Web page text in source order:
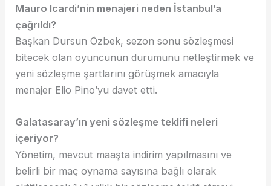
Mauro Icardi’nin menajeri neden İstanbul’a
çağrıldı?
Başkan Dursun Özbek, sezon sonu sözleşmesi
bitecek olan oyuncunun durumunu netleştirmek ve
yeni sözleşme şartlarını görüşmek amacıyla
menajer Elio Pino’yu davet etti.
Galatasaray’ın yeni sözleşme teklifi neleri
içeriyor?
Yönetim, mevcut maaşta indirim yapılmasını ve
belirli bir maç oynama sayısına bağlı olarak